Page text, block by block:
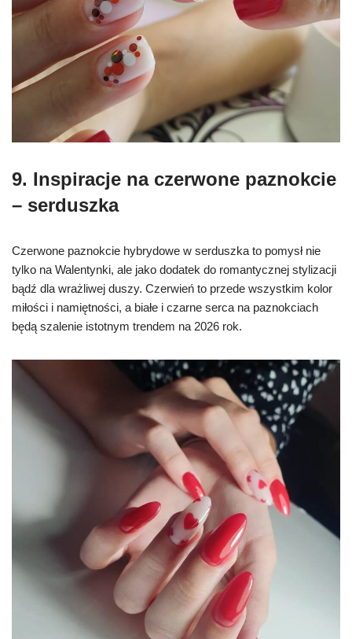
9. Inspiracje na czerwone paznokcie
– serduszka
Czerwone paznokcie hybrydowe w serduszka to pomysł nie
tylko na Walentynki, ale jako dodatek do romantycznej stylizacji
bądź dla wrażliwej duszy. Czerwień to przede wszystkim kolor
miłości i namiętności, a białe i czarne serca na paznokciach
będą szalenie istotnym trendem na 2026 rok.